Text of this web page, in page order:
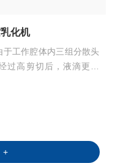
化机
工作腔体内三组分散头
过高剪切后，液滴更细
用。该系列中不同的型
，非常易于扩大生产。
+